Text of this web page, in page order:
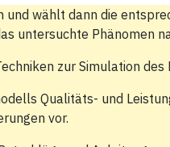
wählt dann die
untersuchte Phänomen
zur Simulation des
Qualitäts- und
vor.